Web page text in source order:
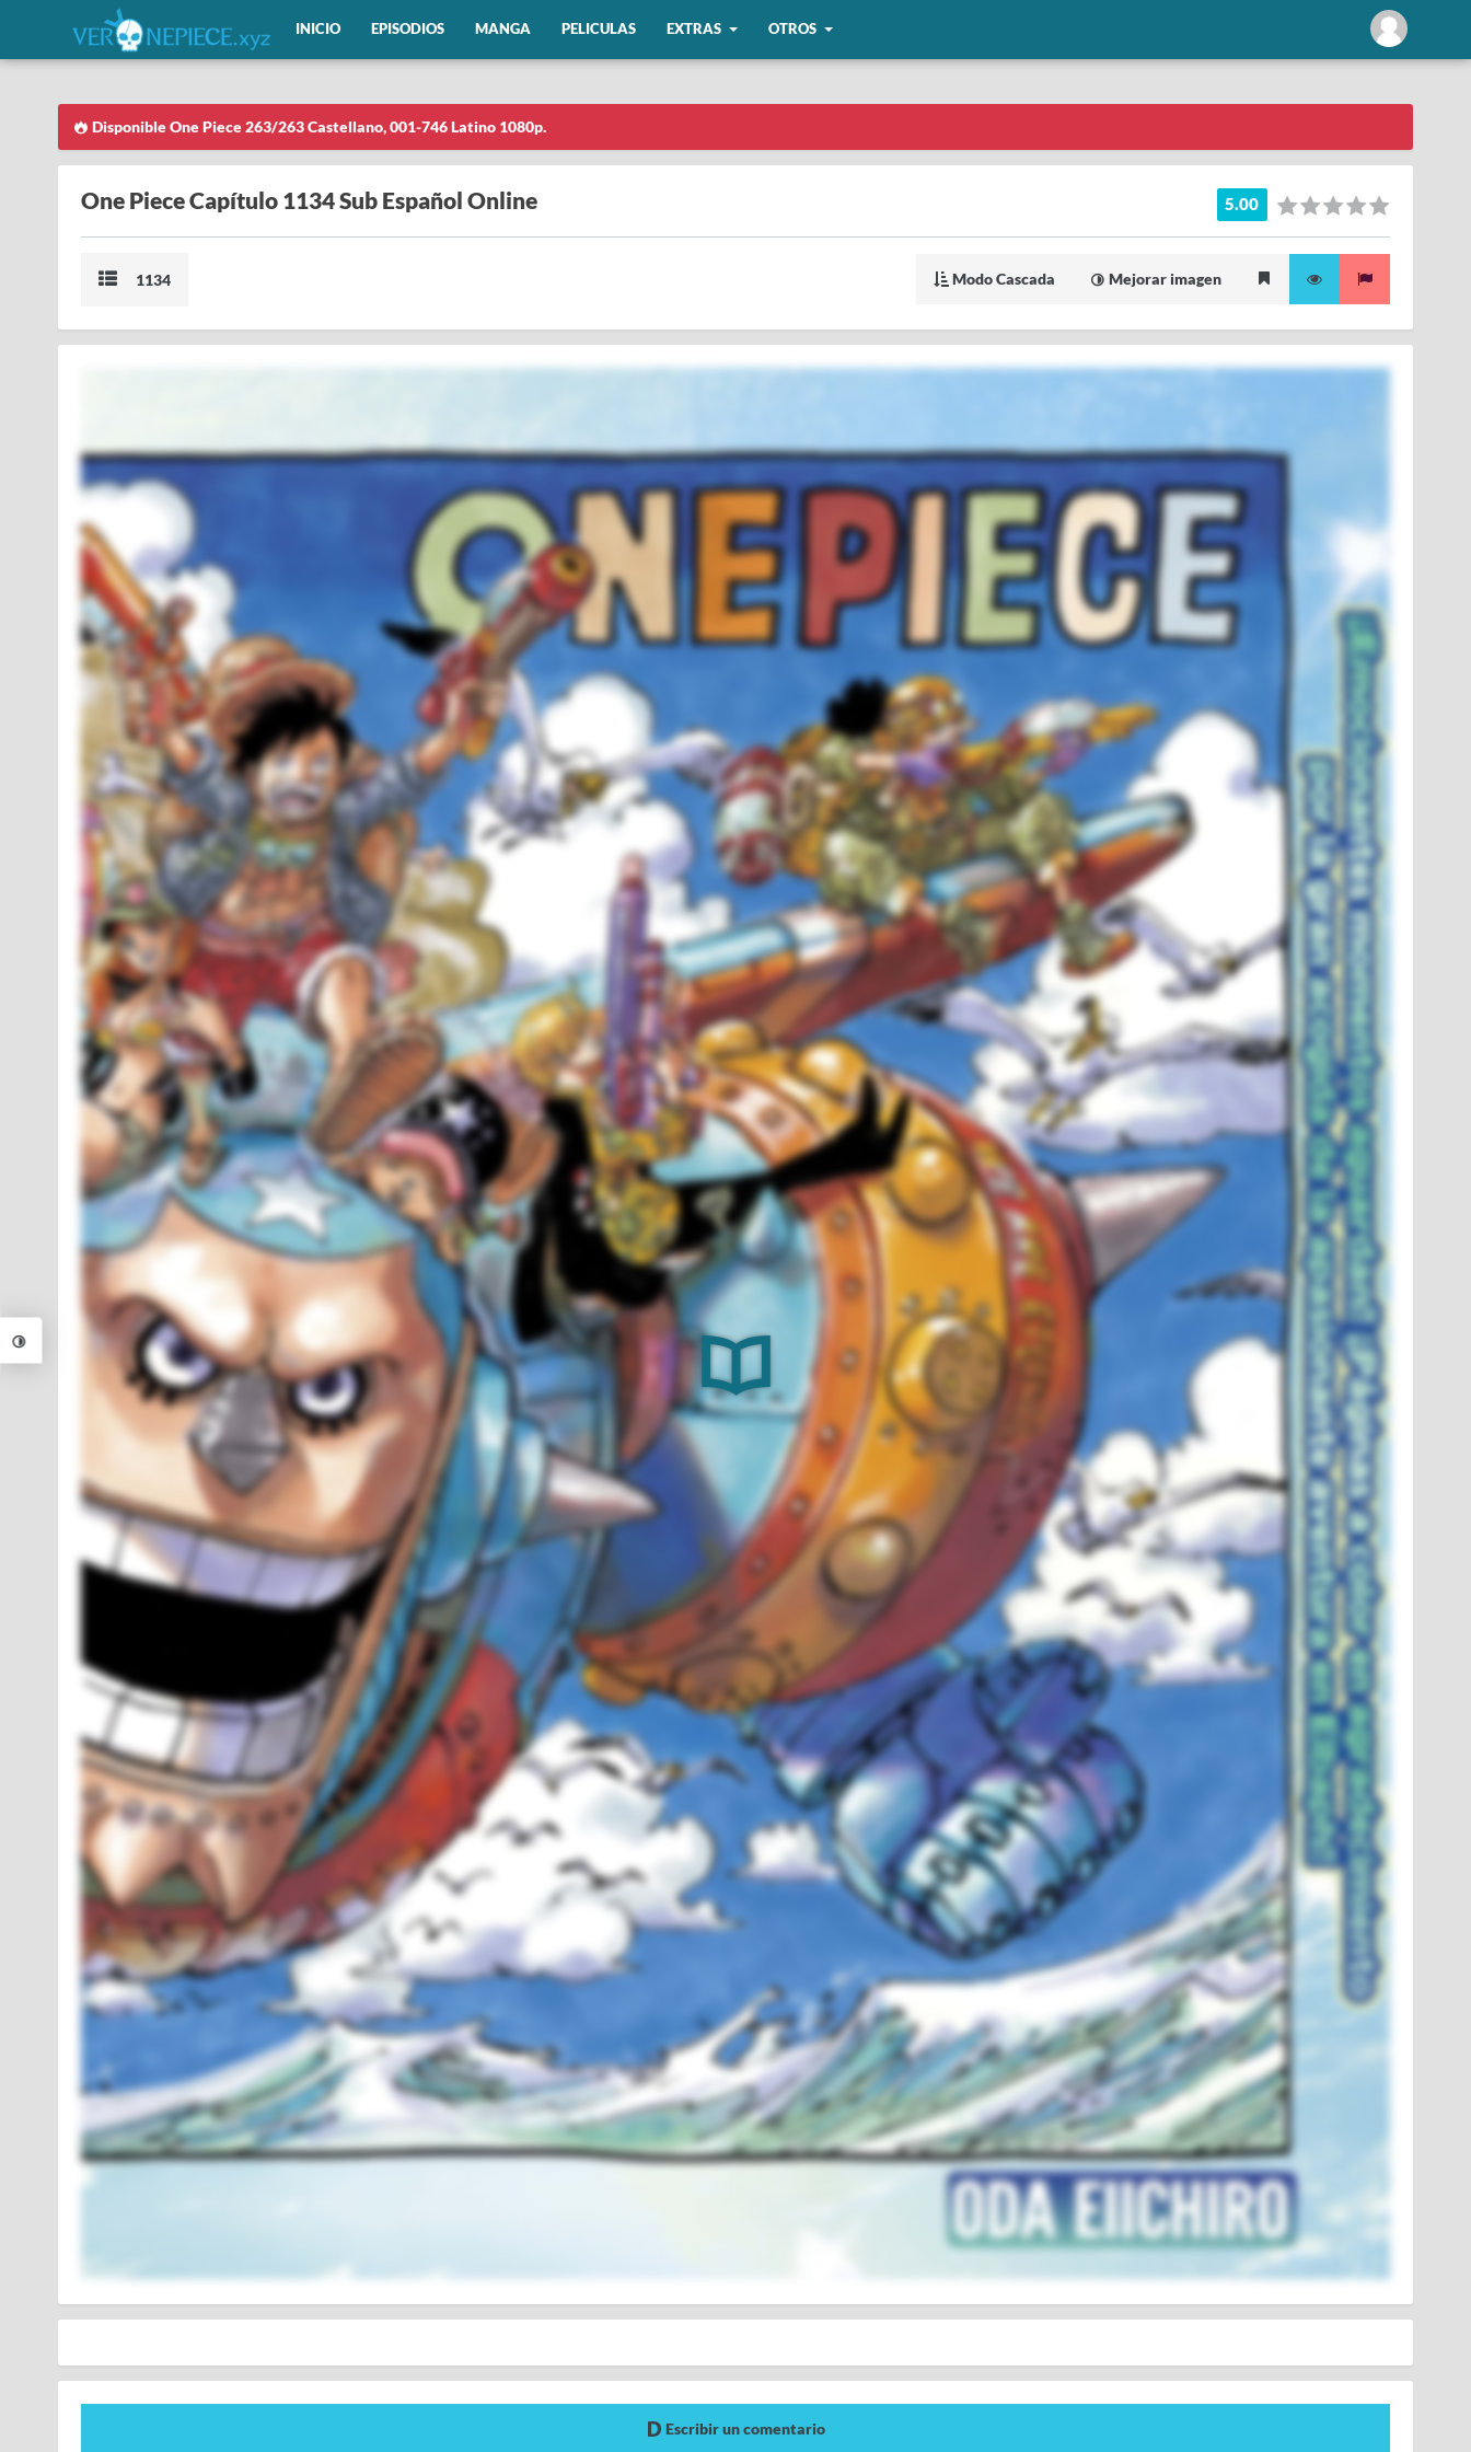
INICIO EPISODIOS MANGA PELICULAS EXTRAS OTROS
Disponible One Piece 263/263 Castellano, 001-746 Latino 1080p.
One Piece Capítulo 1134 Sub Español Online 5.00
1134 Modo Cascada Mejorar imagen
Escribir un comentario